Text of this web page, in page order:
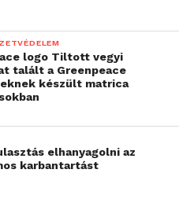
logo Tiltott vegyi
talált a Greenpeace
készült matrica
elhanyagolni az
karbantartást